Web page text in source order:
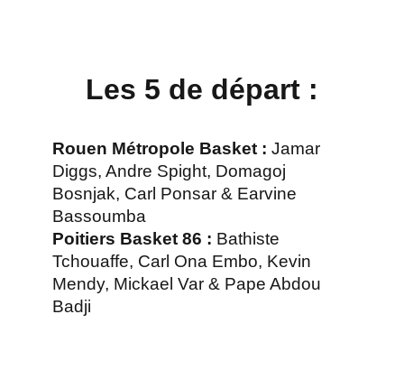
0
Les 5 de départ :
Rouen Métropole Basket : Jamar
Diggs, Andre Spight, Domagoj
Bosnjak, Carl Ponsar & Earvine
Bassoumba
Poitiers Basket 86 : Bathiste
Tchouaffe, Carl Ona Embo, Kevin
Mendy, Mickael Var & Pape Abdou
Badji